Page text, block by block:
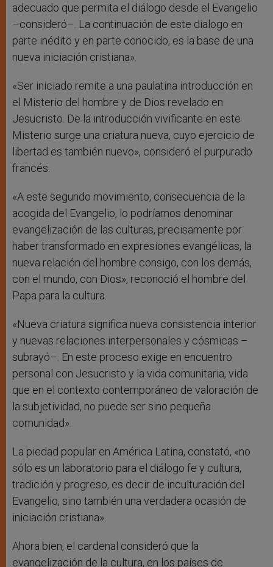
adecuado que permita el diálogo desde el Evangelio
–consideró–. La continuación de este dialogo en
parte inédito y en parte conocido, es la base de una
nueva iniciación cristiana».
«Ser iniciado remite a una paulatina introducción en
el Misterio del hombre y de Dios revelado en
Jesucristo. De la introducción vivificante en este
Misterio surge una criatura nueva, cuyo ejercicio de
libertad es también nuevo», consideró el purpurado
francés.
«A este segundo movimiento, consecuencia de la
acogida del Evangelio, lo podríamos denominar
evangelización de las culturas, precisamente por
haber transformado en expresiones evangélicas, la
nueva relación del hombre consigo, con los demás,
con el mundo, con Dios», reconoció el hombre del
Papa para la cultura.
«Nueva criatura significa nueva consistencia interior
y nuevas relaciones interpersonales y cósmicas –
subrayó–. En este proceso exige en encuentro
personal con Jesucristo y la vida comunitaria, vida
que en el contexto contemporáneo de valoración de
la subjetividad, no puede ser sino pequeña
comunidad».
La piedad popular en América Latina, constató, «no
sólo es un laboratorio para el diálogo fe y cultura,
tradición y progreso, es decir de inculturación del
Evangelio, sino también una verdadera ocasión de
iniciación cristiana».
Ahora bien, el cardenal consideró que la
evangelización de la cultura, en los países de